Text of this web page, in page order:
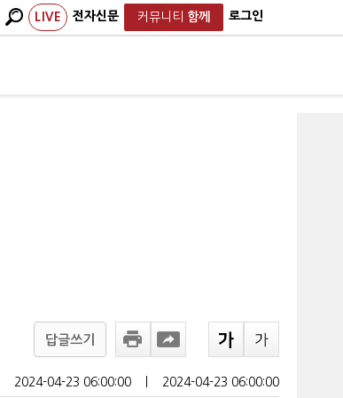
LIVE 전자신문 커뮤니티 함께 로그인
답글쓰기
2024-04-23 06:00:00 2024-04-23 06:00:00